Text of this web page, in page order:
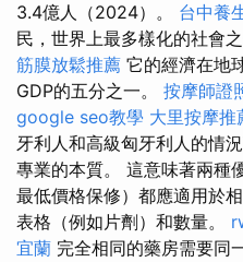
3.4億人（2024）。 台中養
民，世界上最多樣化的社會
筋膜放鬆推薦 它的經濟在地
GDP的五分之一。 按摩師證
google seo教學 大里按摩推
牙利人和高級匈牙利人的情
專業的本質。 這意味著兩種
最低價格保修）都應適用於
表格（例如片劑）和數量。
宜蘭 完全相同的藥房需要同